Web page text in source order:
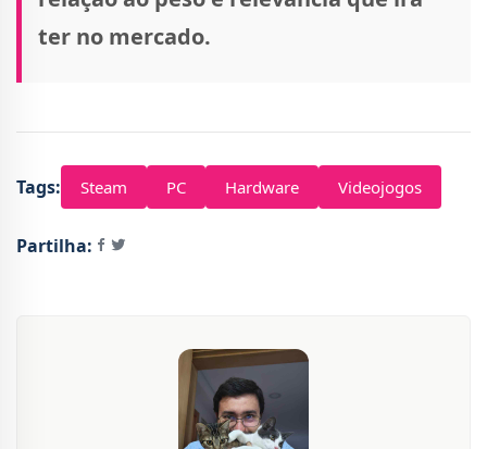
ter no mercado.
Tags: Steam PC Hardware Videojogos
Partilha: